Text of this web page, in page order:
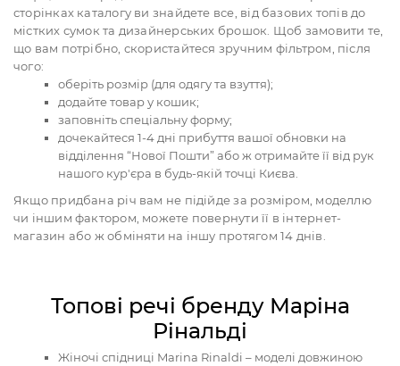
сторінках каталогу ви знайдете все, від базових топів до
містких сумок та дизайнерських брошок. Щоб замовити те,
що вам потрібно, скористайтеся зручним фільтром, після
чого:
оберіть розмір (для одягу та взуття);
додайте товар у кошик;
заповніть спеціальну форму;
дочекайтеся 1-4 дні прибуття вашої обновки на
відділення “Нової Пошти” або ж отримайте її від рук
нашого кур'єра в будь-якій точці Києва.
Якщо придбана річ вам не підійде за розміром, моделлю
чи іншим фактором, можете повернути її в інтернет-
магазин або ж обміняти на іншу протягом 14 днів.
Топові речі бренду Маріна
Рінальді
Жіночі спідниці Marina Rinaldi – моделі довжиною